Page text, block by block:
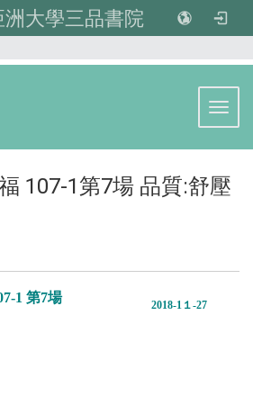
洲大學三品書院
107-1第7場 品質:舒壓
1 第7場 2018-1１-27